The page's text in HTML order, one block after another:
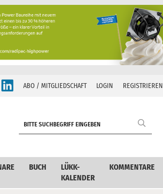
ABO / MITGLIEDSCHAFT LOGIN REGISTRIEREN
BUCH
LÜKK-
KALENDER
KOMMENTARE